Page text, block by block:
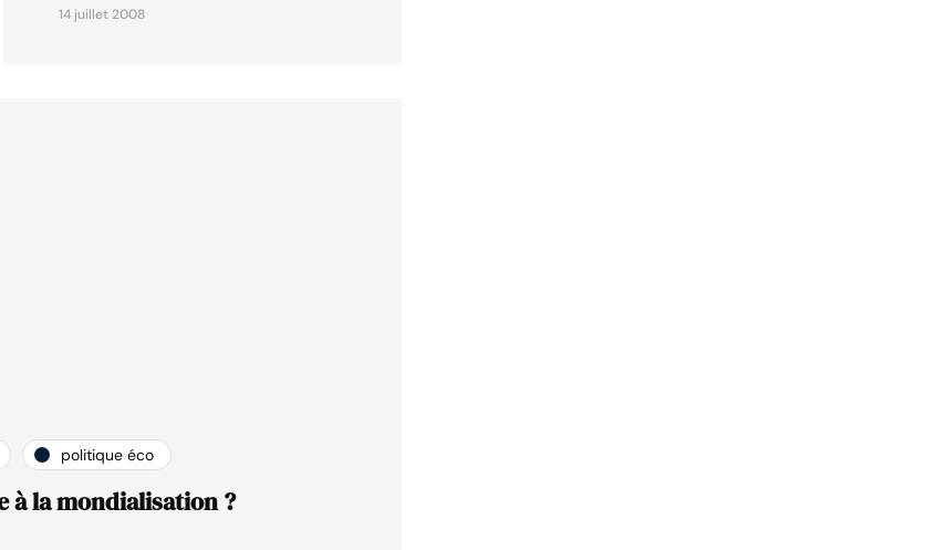
14 juillet 2008
politique éco
à la mondialisation ?